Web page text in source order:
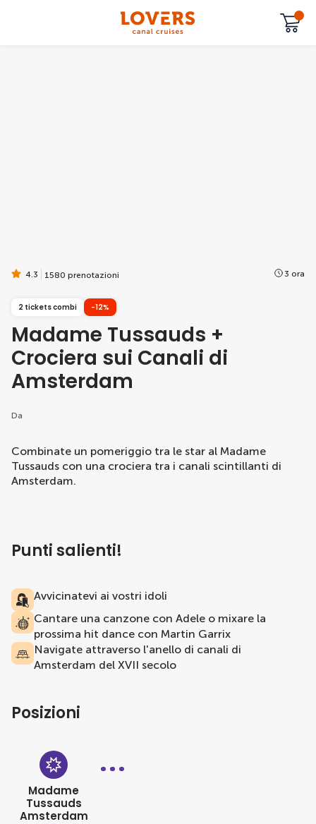
4.3 1580 prenotazioni 3 ora
2 tickets combi -12%
Madame Tussauds +
Crociera sui Canali di
Amsterdam
Da
Combinate un pomeriggio tra le star al Madame
Tussauds con una crociera tra i canali scintillanti di
Amsterdam.
Punti salienti!
Avvicinatevi ai vostri idoli
Cantare una canzone con Adele o mixare la
prossima hit dance con Martin Garrix
Navigate attraverso l'anello di canali di
Amsterdam del XVII secolo
Posizioni
Madame
Tussauds
Amsterdam